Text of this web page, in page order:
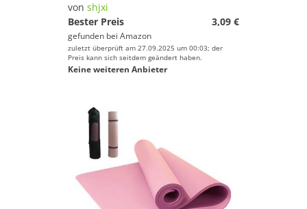
von shjxi
Bester Preis
3,09 €
gefunden bei Amazon
zuletzt überprüft am 27.09.2025 um 00:03; der
Preis kann sich seitdem geändert haben.
Keine weiteren Anbieter